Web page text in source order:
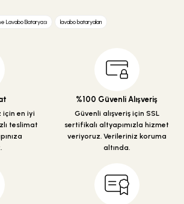
öneri formunu kullanarak tarafımıza
teşekkür ederiz.
bozuk veya görüntülenemiyor.
eksik bilgiler bulunuyor.
daha pahalı.
alternatifler olmalı.
Lavabo Bataryası lavabo bataryaları
için en iyi
teslimat
%100 Güvenli Alışveriş
Güvenli alışveriş için SSL
sertifikalı altyapımızla hizmet
veriyoruz. Verileriniz koruma
altında.